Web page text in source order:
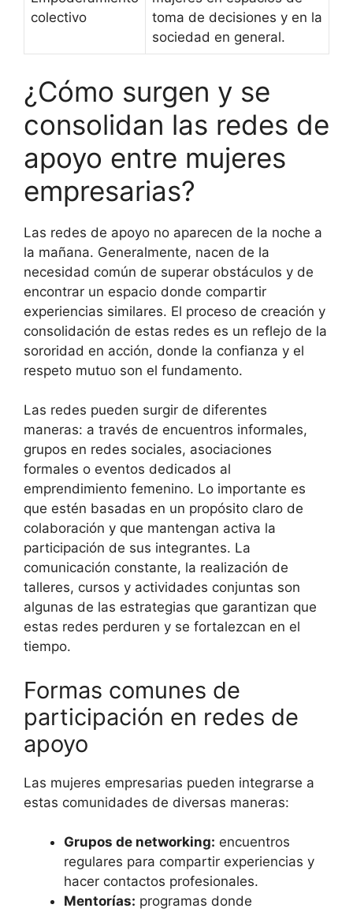
colectivo
toma de decisiones y en la
sociedad en general.
¿Cómo surgen y se
consolidan las redes de
apoyo entre mujeres
empresarias?
Las redes de apoyo no aparecen de la noche a
la mañana. Generalmente, nacen de la
necesidad común de superar obstáculos y de
encontrar un espacio donde compartir
experiencias similares. El proceso de creación y
consolidación de estas redes es un reflejo de la
sororidad en acción, donde la confianza y el
respeto mutuo son el fundamento.
Las redes pueden surgir de diferentes
maneras: a través de encuentros informales,
grupos en redes sociales, asociaciones
formales o eventos dedicados al
emprendimiento femenino. Lo importante es
que estén basadas en un propósito claro de
colaboración y que mantengan activa la
participación de sus integrantes. La
comunicación constante, la realización de
talleres, cursos y actividades conjuntas son
algunas de las estrategias que garantizan que
estas redes perduren y se fortalezcan en el
tiempo.
Formas comunes de
participación en redes de
apoyo
Las mujeres empresarias pueden integrarse a
estas comunidades de diversas maneras:
Grupos de networking: encuentros
regulares para compartir experiencias y
hacer contactos profesionales.
Mentorías: programas donde